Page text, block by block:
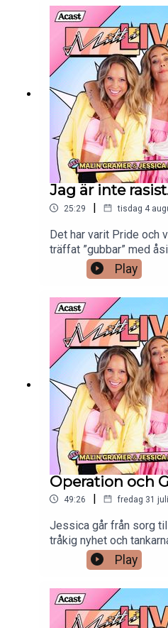
Ullared och vilka
som har etsat sig fast
det det där med
lyssna - det blir kul.
Jag är inte
25:29 | tisdag 4
Det har varit Pride och
träffat ”gubbar” med
sommarnatten och
rimligt att Marcus leker
packa varmt, för dit hon
det det där med
blir kul!
Play
Operation och
49:26 | fredag 31
Jessica går från sorg
tråkig nyhet och
allt landar i att hennes
Hur viktigt är
överraskande är Malin
blir insläppt på Allsång
Play